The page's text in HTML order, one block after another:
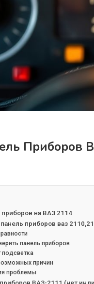
на ВАЗ 2114
приборов ваз
панель приборов
подсветка
причин
проблемы